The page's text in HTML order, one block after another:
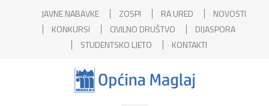
JAVNE NABAVKE ZOSPI RA URED
NOVOSTI
KONKURSI
CIVILNO DRUŠTVO
DIJASPORA
STUDENTSKO LJETO
KONTAKTI